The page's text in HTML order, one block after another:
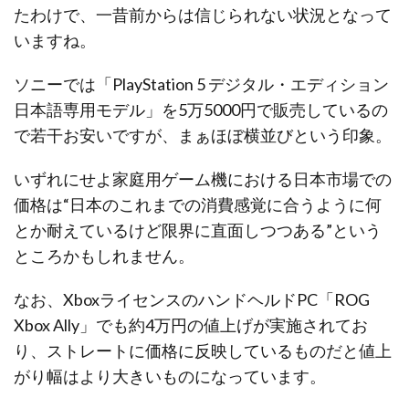
たわけで、一昔前からは信じられない状況となって
いますね。
ソニーでは「PlayStation 5 デジタル・エディション
日本語専用モデル」を5万5000円で販売しているの
で若干お安いですが、まぁほぼ横並びという印象。
いずれにせよ家庭用ゲーム機における日本市場での
価格は“日本のこれまでの消費感覚に合うように何
とか耐えているけど限界に直面しつつある”という
ところかもしれません。
なお、XboxライセンスのハンドヘルドPC「ROG
Xbox Ally」でも約4万円の値上げが実施されてお
り、ストレートに価格に反映しているものだと値上
がり幅はより大きいものになっています。